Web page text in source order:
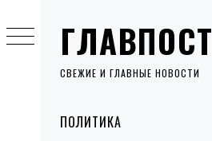
ГЛАВПОСТ
СВЕЖИЕ И ГЛАВНЫЕ НОВОСТИ
MenuПОЛИТИКА
to
content